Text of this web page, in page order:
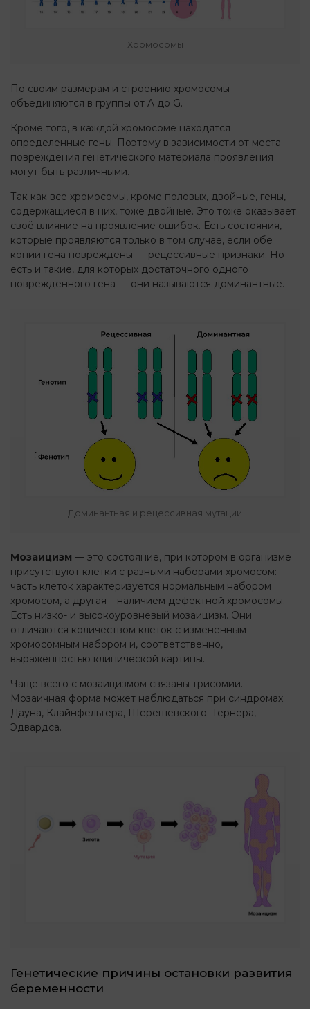
Хромосомы
По своим размерам и строению хромосомы
объединяются в группы от A до G.
Кроме того, в каждой хромосоме находятся
определенные гены. Поэтому в зависимости от места
повреждения генетического материала проявления
могут быть различными.
Так как все хромосомы, кроме половых, двойные, гены,
содержащиеся в них, тоже двойные. Это тоже оказывает
своё влияние на проявление ошибок. Есть состояния,
которые проявляются только в том случае, если обе
копии гена повреждены — рецессивные признаки. Но
есть и такие, для которых достаточного одного
повреждённого гена — они называются доминантные.
Доминантная и рецессивная мутации
Мозаицизм — это состояние, при котором в организме
присутствуют клетки с разными наборами хромосом:
часть клеток характеризуется нормальным набором
хромосом, а другая – наличием дефектной хромосомы.
Есть низко- и высокоуровневый мозаицизм. Они
отличаются количеством клеток с изменённым
хромосомным набором и, соответственно,
выраженностью клинической картины.
Чаще всего с мозаицизмом связаны трисомии.
Мозаичная форма может наблюдаться при синдромах
Дауна, Клайнфельтера, Шерешевского–Тёрнера,
Эдвардса.
Генетические причины остановки развития
беременности